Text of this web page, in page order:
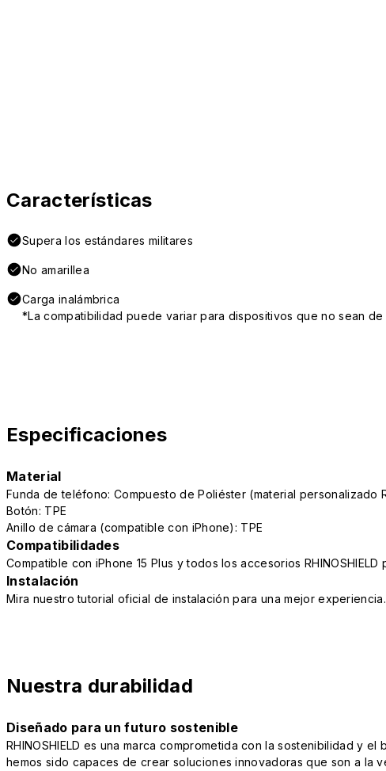
Características
Supera los estándares militares
No amarillea
Carga inalámbrica
*La compatibilidad puede variar para dispositivos que no sean de
Especificaciones
Material
Funda de teléfono: Compuesto de Poliéster (material personalizado
Botón: TPE
Anillo de cámara (compatible con iPhone): TPE
Compatibilidades
Compatible con iPhone 15 Plus y todos los accesorios RHINOSHIELD
Instalación
Mira nuestro tutorial oficial de instalación para una mejor experiencia.
Nuestra durabilidad
Diseñado para un futuro sostenible
RHINOSHIELD es una marca comprometida con la sostenibilidad y
hemos sido capaces de crear soluciones innovadoras que son a la